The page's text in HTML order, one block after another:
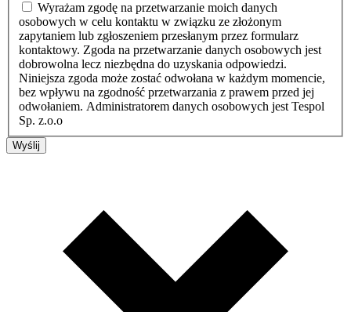
Wyrażam zgodę na przetwarzanie moich danych
osobowych w celu kontaktu w związku ze złożonym
zapytaniem lub zgłoszeniem przesłanym przez formularz
kontaktowy. Zgoda na przetwarzanie danych osobowych jest
dobrowolna lecz niezbędna do uzyskania odpowiedzi.
Niniejsza zgoda może zostać odwołana w każdym momencie,
bez wpływu na zgodność przetwarzania z prawem przed jej
odwołaniem. Administratorem danych osobowych jest Tespol
Sp. z.o.o
Wyślij